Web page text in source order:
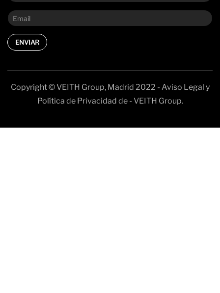
ENVIAR
Copyright © VEITH Group, Madrid 2022 - Aviso Legal y
Política de Privacidad de - VEITH Group.